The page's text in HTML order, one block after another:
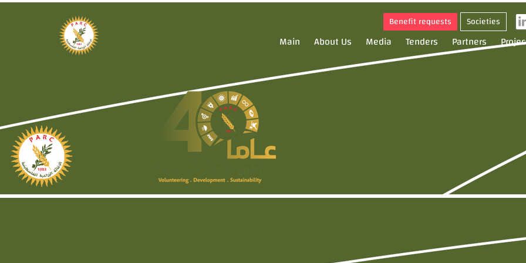
Benefit requests Societies
Main About Us Media Tenders Partners